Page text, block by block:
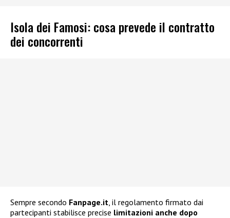
Isola dei Famosi: cosa prevede il contratto
dei concorrenti
Sempre secondo Fanpage.it, il regolamento firmato dai
partecipanti stabilisce precise limitazioni anche dopo